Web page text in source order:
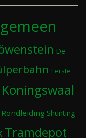
De
Eerste
Koningswaal
Rondleiding Shunting
Tramdepot